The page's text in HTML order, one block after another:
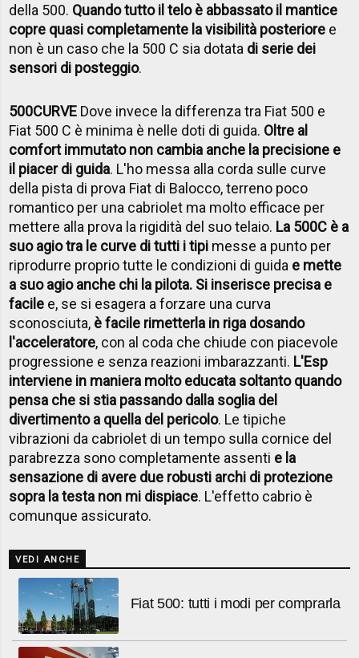
della 500. Quando tutto il telo è abbassato il mantice
copre quasi completamente la visibilità posteriore e
non è un caso che la 500 C sia dotata di serie dei
sensori di posteggio.
500CURVE Dove invece la differenza tra Fiat 500 e
Fiat 500 C è minima è nelle doti di guida. Oltre al
comfort immutato non cambia anche la precisione e
il piacer di guida. L'ho messa alla corda sulle curve
della pista di prova Fiat di Balocco, terreno poco
romantico per una cabriolet ma molto efficace per
mettere alla prova la rigidità del suo telaio. La 500C è a
suo agio tra le curve di tutti i tipi messe a punto per
riprodurre proprio tutte le condizioni di guida e mette
a suo agio anche chi la pilota. Si inserisce precisa e
facile e, se si esagera a forzare una curva
sconosciuta, è facile rimetterla in riga dosando
l'acceleratore, con al coda che chiude con piacevole
progressione e senza reazioni imbarazzanti. L'Esp
interviene in maniera molto educata soltanto quando
pensa che si stia passando dalla soglia del
divertimento a quella del pericolo. Le tipiche
vibrazioni da cabriolet di un tempo sulla cornice del
parabrezza sono completamente assenti e la
sensazione di avere due robusti archi di protezione
sopra la testa non mi dispiace. L'effetto cabrio è
comunque assicurato.
VEDI ANCHE
Fiat 500: tutti i modi per comprarla